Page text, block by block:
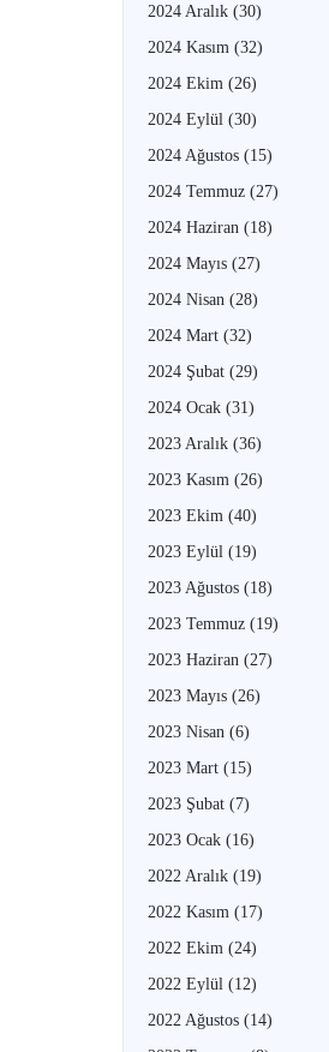
2024 Aralık (30)
2024 Kasım (32)
2024 Ekim (26)
2024 Eylül (30)
2024 Ağustos (15)
2024 Temmuz (27)
2024 Haziran (18)
2024 Mayıs (27)
2024 Nisan (28)
2024 Mart (32)
2024 Şubat (29)
2024 Ocak (31)
2023 Aralık (36)
2023 Kasım (26)
2023 Ekim (40)
2023 Eylül (19)
2023 Ağustos (18)
2023 Temmuz (19)
2023 Haziran (27)
2023 Mayıs (26)
2023 Nisan (6)
2023 Mart (15)
2023 Şubat (7)
2023 Ocak (16)
2022 Aralık (19)
2022 Kasım (17)
2022 Ekim (24)
2022 Eylül (12)
2022 Ağustos (14)